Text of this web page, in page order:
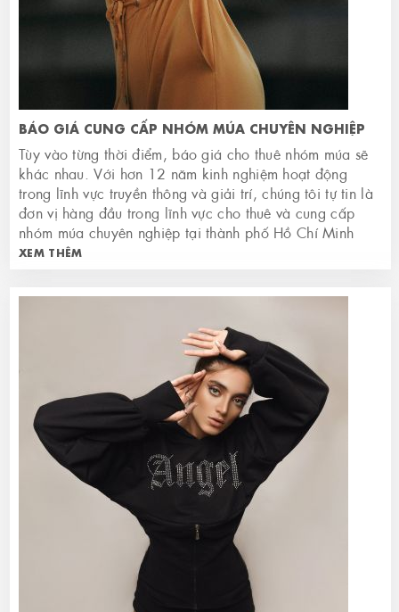
BÁO GIÁ CUNG CẤP NHÓM MÚA CHUYÊN NGHIỆP
Tùy vào từng thời điểm, báo giá cho thuê nhóm múa sẽ
khác nhau. Với hơn 12 năm kinh nghiệm hoạt động
trong lĩnh vực truyền thông và giải trí, chúng tôi tự tin là
đơn vị hàng đầu trong lĩnh vực cho thuê và cung cấp
nhóm múa chuyên nghiệp tại thành phố Hồ Chí Minh
XEM THÊM